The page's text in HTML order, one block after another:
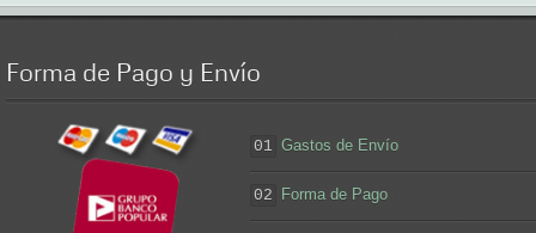
Forma de Pago y Envío
01 Gastos de Envío
02 Forma de Pago